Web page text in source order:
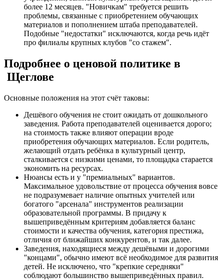
более 12 месяцев. "Новичкам" требуется решить
проблемы, связанные с приобретением обучающих
материалов и пополнением штаба преподавателей.
Подобные "недостатки" исключаются, когда речь идёт
про филиалы крупных клубов "со стажем".
Подробнее о ценовой политике в
Щеглове
Основные положения на этот счёт таковы:
Дешёвого обучения не стоит ожидать от дошкольного
заведения. Работа преподавателей оценивается дорого;
на стоимость также влияют операции вроде
приобретения обучающих материалов. Если родитель,
желающий отдать ребёнка в культурный центр,
сталкивается с низкими ценами, то площадка старается
экономить на ресурсах.
Нюансы есть и у "премиальных" вариантов.
Максимальное удовольствие от процесса обучения вовсе
не подразумевает наличие опытных учителей или
богатого "арсенала" инструментов реализации
образовательной программы. В придачу к
вышеприведённым критериям добавляется баланс
стоимости и качества обучения, категория престижа,
отличия от ближайших конкурентов, и так далее.
Заведения, находящиеся между дешёвыми и дорогими
"концами", обычно имеют всё необходимое для развития
детей. Не исключено, что "крепкие середняки"
соблюдают большинство вышеприведённых правил.